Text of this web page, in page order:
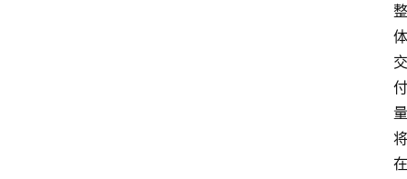
整
体
交
付
量
将
在